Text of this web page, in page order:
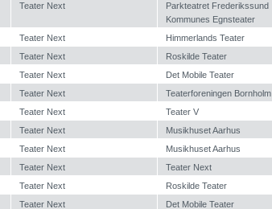
Teater Next
Parkteatret Frederikssund
Kommunes Egnsteater
Teater Next Himmerlands Teater
Teater Next Roskilde Teater
Teater Next Det Mobile Teater
Teater Next Teaterforeningen Bornholm
Teater Next Teater V
Teater Next Musikhuset Aarhus
Teater Next Musikhuset Aarhus
Teater Next Teater Next
Teater Next Roskilde Teater
Teater Next Det Mobile Teater